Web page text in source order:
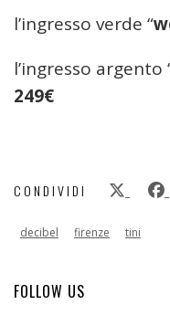
l’ingresso verde “
l’ingresso argento
249€
CONDIVIDI
decibel firenze tini
FOLLOW US